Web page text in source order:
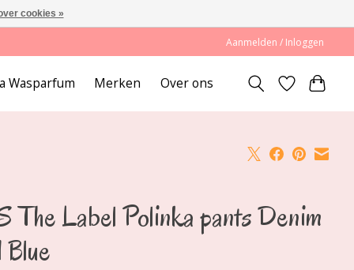
Aanmelden / Inloggen
Wasparfum Merken Over ons
The Label Polinka pants Denim
cookies »